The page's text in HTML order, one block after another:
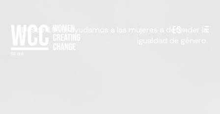
ES
Desde 1915, ayudamos a las mujeres a defender la
igualdad de género.